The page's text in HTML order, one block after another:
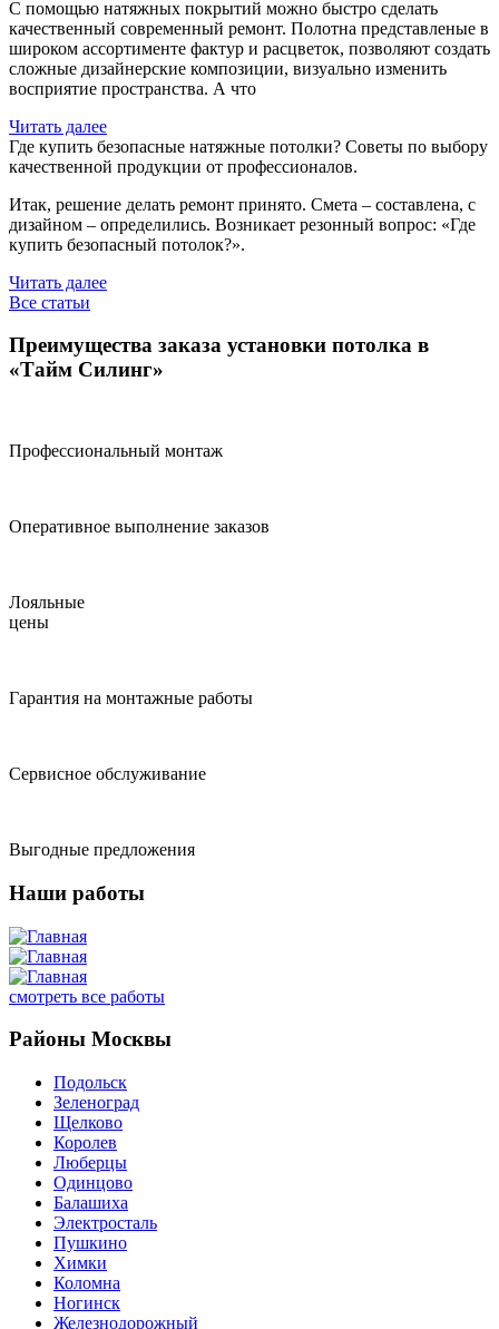
С помощью натяжных покрытий можно быстро сделать
качественный современный ремонт. Полотна представленые в
широком ассортименте фактур и расцветок, позволяют создать
сложные дизайнерские композиции, визуально изменить
восприятие пространства. А что
Читать далее
Где купить безопасные натяжные потолки? Советы по выбору
качественной продукции от профессионалов.
Итак, решение делать ремонт принято. Смета – составлена, с
дизайном – определились. Возникает резонный вопрос: «Где
купить безопасный потолок?».
Читать далее
Все статьи
Преимущества заказа установки потолка в
«Тайм Силинг»
Профессиональный монтаж
Оперативное выполнение заказов
Лояльные
цены
Гарантия на монтажные работы
Сервисное обслуживание
Выгодные предложения
Наши работы
смотреть все работы
Районы Москвы
Подольск
Зеленоград
Щелково
Королев
Люберцы
Одинцово
Балашиха
Электросталь
Пушкино
Химки
Коломна
Ногинск
Железнодорожный